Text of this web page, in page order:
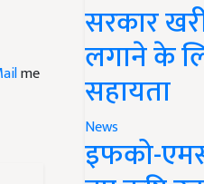
सरकार
लगाने के
सहायता
News
इफको-